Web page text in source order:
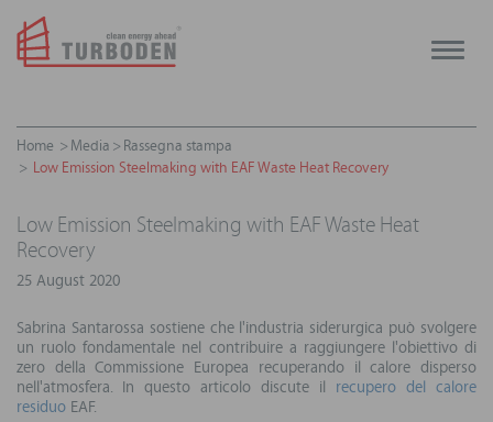
Toggle
Home Media
Rassegna stampa
Low Emission Steelmaking with EAF Waste Heat Recovery
Low Emission Steelmaking with EAF Waste Heat
Recovery
25 August 2020
Sabrina Santarossa sostiene che l'industria siderurgica può svolgere
un ruolo fondamentale nel contribuire a raggiungere l'obiettivo di
zero della Commissione Europea recuperando il calore disperso
nell'atmosfera. In questo articolo discute il recupero del calore
residuo EAF.